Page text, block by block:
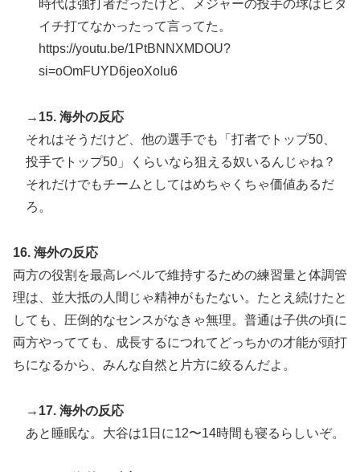
時代は強打者だったけど、メジャーの投手の球はビタ
イチ打てなかったって言ってた。
https://youtu.be/1PtBNNXMDOU?
si=oOmFUYD6jeoXoIu6
→15. 海外の反応
それはそうだけど、他の選手でも「打者でトップ50、
投手でトップ50」くらいなら狙える奴いるんじゃね？
それだけでもチームとしてはめちゃくちゃ価値あるだ
ろ。
16. 海外の反応
両方の役割を最高レベルで維持するための練習量と体調管
理は、並大抵の人間じゃ精神がもたない。たとえ続けたと
しても、圧倒的なセンスがなきゃ無理。普通は子供の頃に
両方やってても、成長するにつれてどっちかの才能が頭打
ちになるから、みんな自然と片方に絞るんだよ。
→17. 海外の反応
あと睡眠な。大谷は1日に12〜14時間も寝るらしいぞ。